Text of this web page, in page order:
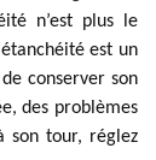
n’est plus le
est un
conserver son
des problèmes
son tour, réglez